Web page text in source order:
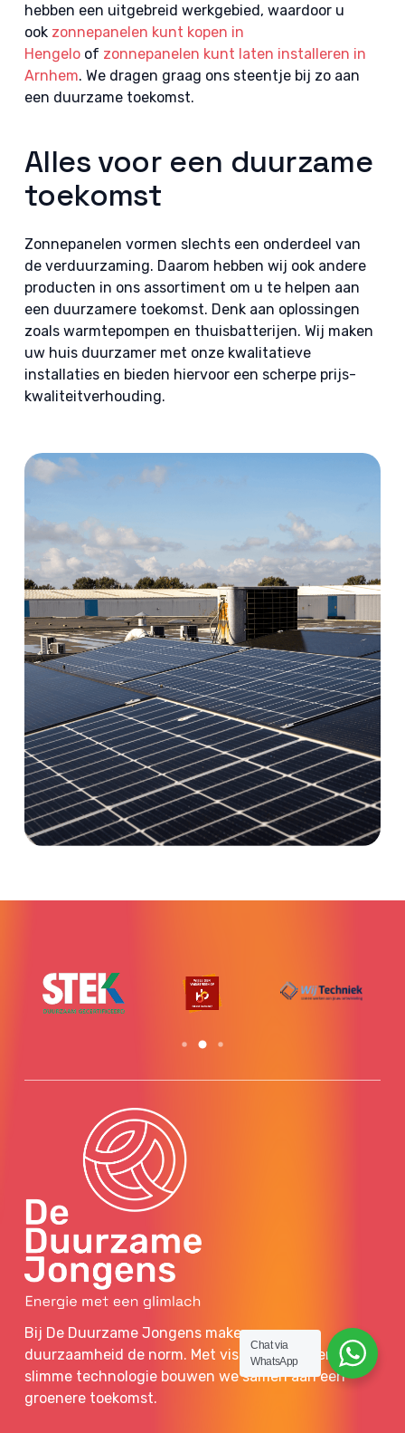
hebben een uitgebreid werkgebied, waardoor u
ook zonnepanelen kunt kopen in
Hengeloof zonnepanelen kunt laten installeren in
Arnhem. We dragen graag ons steentje bij zo aan
een duurzame toekomst.
Alles voor een duurzame
toekomst
Zonnepanelen vormen slechts een onderdeel van
de verduurzaming. Daarom hebben wij ook andere
producten in ons assortiment om u te helpen aan
een duurzamere toekomst. Denk aan oplossingen
zoals warmtepompen en thuisbatterijen. Wij maken
uw huis duurzamer met onze kwalitatieve
installaties en bieden hiervoor een scherpe prijs-
kwaliteitverhouding.
Bij De Duurzame Jongens maken we van
duurzaamheid de norm. Met visie, frisse energie en
slimme technologie bouwen we samen aan een
groenere toekomst.
Chat via
WhatsApp